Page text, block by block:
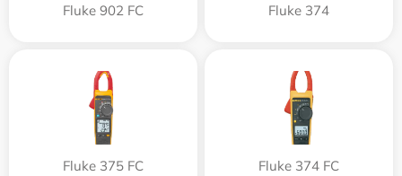
Fluke 902 FC Fluke 374
Fluke 375 FC Fluke 374 FC